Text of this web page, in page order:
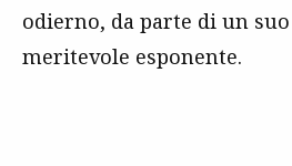
odierno, da parte di un
meritevole esponente.